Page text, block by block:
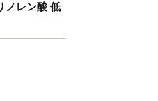
ノレン酸 低